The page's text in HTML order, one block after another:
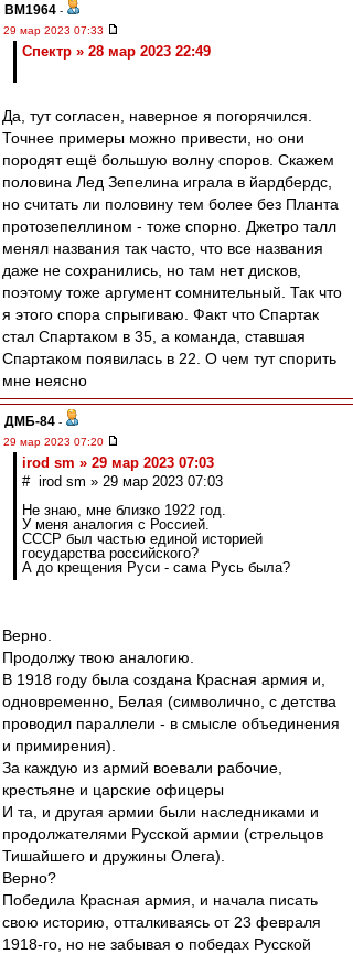
BM1964 -
29 мар 2023 07:33
Спектр » 28 мар 2023 22:49
Да, тут согласен, наверное я погорячился.
Точнее примеры можно привести, но они
породят ещё большую волну споров. Скажем
половина Лед Зепелина играла в йардбердс,
но считать ли половину тем более без Планта
протозепеллином - тоже спорно. Джетро талл
менял названия так часто, что все названия
даже не сохранились, но там нет дисков,
поэтому тоже аргумент сомнительный. Так что
я этого спора спрыгиваю. Факт что Спартак
стал Спартаком в 35, а команда, ставшая
Спартаком появилась в 22. О чем тут спорить
мне неясно
ДМБ-84 -
29 мар 2023 07:20
irod sm » 29 мар 2023 07:03
# irod sm » 29 мар 2023 07:03
Не знаю, мне близко 1922 год.
У меня аналогия с Россией.
СССР был частью единой историей
государства российского?
А до крещения Руси - сама Русь была?
Верно.
Продолжу твою аналогию.
В 1918 году была создана Красная армия и,
одновременно, Белая (символично, с детства
проводил параллели - в смысле объединения
и примирения).
За каждую из армий воевали рабочие,
крестьяне и царские офицеры
И та, и другая армии были наследниками и
продолжателями Русской армии (стрельцов
Тишайшего и дружины Олега).
Верно?
Победила Красная армия, и начала писать
свою историю, отталкиваясь от 23 февраля
1918-го, но не забывая о победах Русской